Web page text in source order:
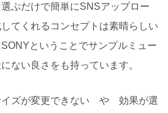
ぶだけで簡単にSNSアップロー
てくれるコンセプトは素晴らしい
ということでサンプルミュー
ない良さをも持っています。
イズが変更できない や 効果が選